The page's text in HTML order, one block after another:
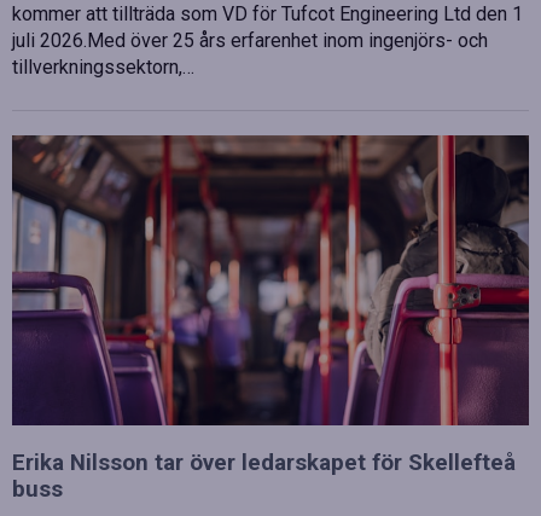
kommer att tillträda som VD för Tufcot Engineering Ltd den 1
juli 2026.Med över 25 års erfarenhet inom ingenjörs- och
tillverkningssektorn,…
Erika Nilsson tar över ledarskapet för Skellefteå
buss